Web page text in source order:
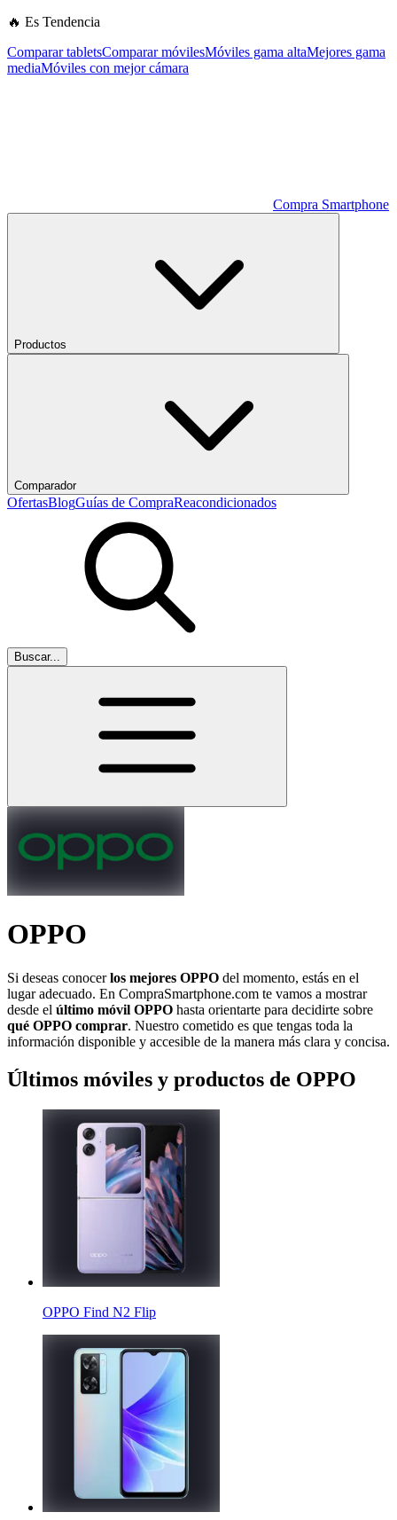
🔥 Es Tendencia
Comparar tabletsComparar móvilesMóviles gama altaMejores gama
mediaMóviles con mejor cámara
Compra Smartphone
Productos
Comparador
OfertasBlogGuías de CompraReacondicionados
Buscar...
OPPO
Si deseas conocerlos mejores OPPO del momento, estás en el
lugar adecuado. En CompraSmartphone.com te vamos a mostrar
desde el último móvil OPPO hasta orientarte para decidirte sobre
qué OPPO comprar. Nuestro cometido es que tengas toda la
información disponible y accesible de la manera más clara y concisa.
Últimos móviles y productos de OPPO
OPPO Find N2 Flip